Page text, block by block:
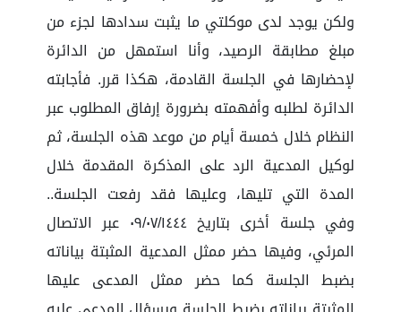
ولكن يوجد لدى موكلتي ما يثبت سدادها لجزء من
مبلغ مطابقة الرصيد، وأنا استمهل من الدائرة
لإحضارها في الجلسة القادمة، هكذا قرر. فأجابته
الدائرة لطلبه وأفهمته بضرورة إرفاق المطلوب عبر
النظام خلال خمسة أيام من موعد هذه الجلسة، ثم
لوكيل المدعية الرد على المذكرة المقدمة خلال
المدة التي تليها، وعليها فقد رفعت الجلسة..
وفي جلسة أخرى بتاريخ ٠٩/٠٧/١٤٤٤ عبر الاتصال
المرئي، وفيها حضر ممثل المدعية المثبتة بياناته
بضبط الجلسة كما حضر ممثل المدعى عليها